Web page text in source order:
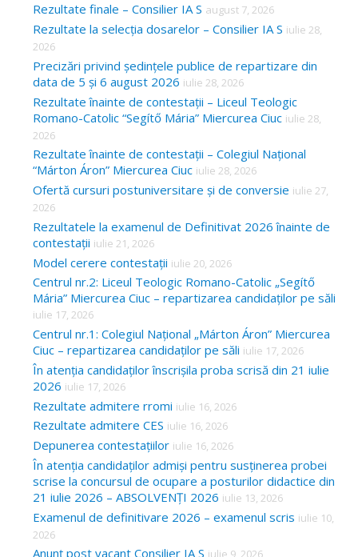
Rezultate finale – Consilier IA S august 7, 2026
Rezultate la selecția dosarelor – Consilier IA S iulie 28,
2026
Precizări privind ședințele publice de repartizare din
data de 5 și 6 august 2026 iulie 28, 2026
Rezultate înainte de contestații – Liceul Teologic
Romano-Catolic “Segítő Mária” Miercurea Ciuc iulie 28,
2026
Rezultate înainte de contestații – Colegiul Național
“Márton Áron” Miercurea Ciuc iulie 28, 2026
Ofertă cursuri postuniversitare și de conversie iulie 27,
2026
Rezultatele la examenul de Definitivat 2026 înainte de
contestații iulie 21, 2026
Model cerere contestații iulie 20, 2026
Centrul nr.2: Liceul Teologic Romano-Catolic „Segítő
Mária” Miercurea Ciuc – repartizarea candidaților pe săli
iulie 17, 2026
Centrul nr.1: Colegiul Național „Márton Áron” Miercurea
Ciuc – repartizarea candidaților pe săli iulie 17, 2026
În atenția candidaților înscrișila proba scrisă din 21 iulie
2026 iulie 17, 2026
Rezultate admitere rromi iulie 16, 2026
Rezultate admitere CES iulie 16, 2026
Depunerea contestațiilor iulie 16, 2026
În atenția candidaților admiși pentru susținerea probei
scrise la concursul de ocupare a posturilor didactice din
21 iulie 2026 – ABSOLVENȚI 2026 iulie 13, 2026
Examenul de definitivare 2026 – examenul scris iulie 10,
2026
Anunț post vacant Consilier IA S iulie 9, 2026